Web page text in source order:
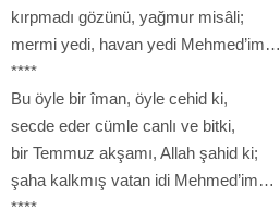
kırpmadı gözünü, yağmur misâli;
mermi yedi, havan yedi Mehmed’im…
****
Bu öyle bir îman, öyle cehid ki,
secde eder cümle canlı ve bitki,
bir Temmuz akşamı, Allah şahid ki;
şaha kalkmış vatan idi Mehmed’im…
****